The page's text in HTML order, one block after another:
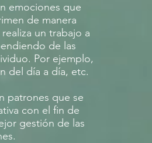
emociones que
de manera
un trabajo a
de las
Por ejemplo,
del día a día, etc.
patrones que se
con el fin de
gestión de las